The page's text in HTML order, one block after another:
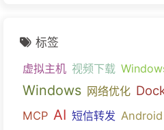
标签
虚拟主机 视频下载
Windows 网络优化
MCP AI 短信转发 Android